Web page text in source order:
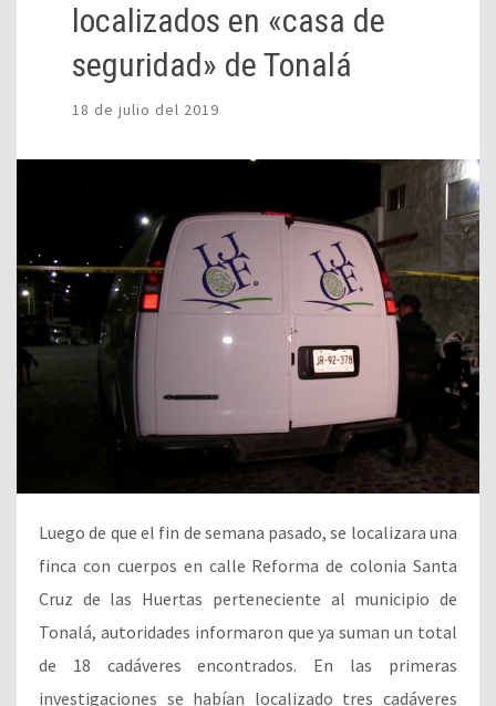
localizados en «casa de
seguridad» de Tonalá
18 de julio del 2019
Luego de que el fin de semana pasado, se localizara una
finca con cuerpos en calle Reforma de colonia Santa
Cruz de las Huertas perteneciente al municipio de
Tonalá, autoridades informaron que ya suman un total
de 18 cadáveres encontrados. En las primeras
investigaciones se habían localizado tres cadáveres